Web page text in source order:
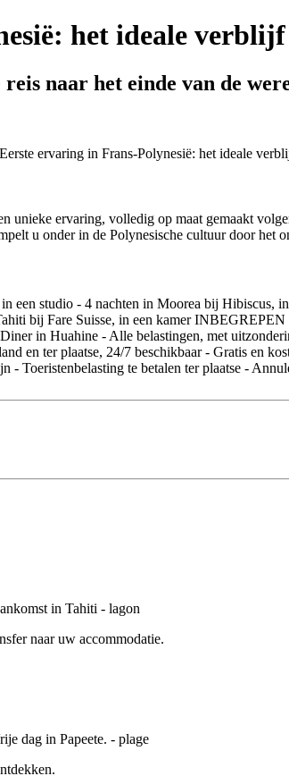
het ideale verblijf
naar het einde van de
unieke ervaring, volledig op maat gemaakt
u onder in de Polynesische cultuur door het
studio - 4 nachten in Moorea bij Hibiscus,
bij Fare Suisse, in een kamer
in Huahine - Alle belastingen, met
en ter plaatse, 24/7 beschikbaar - Gratis
Toeristenbelasting te betalen ter plaatse -
naar uw accommodatie.